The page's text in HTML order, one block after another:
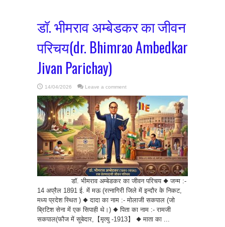
डॉ. भीमराव अम्बेडकर का जीवन
परिचय(dr. Bhimrao Ambedkar
Jivan Parichay)
14/04/2026 Leave a comment
डॉ. भीमराव अम्बेडकर का जीवन परिचय ◆ जन्म :-
14 अप्रैल 1891 ई. में मऊ (रत्नागिरी जिले में इन्दौर के निकट,
मध्य प्रदेश स्थित ) ◆ दादा का नाम :- मोलाजी सकपाल (जो
ब्रिटिश सेना में एक सिपाही थे।) ◆ पिता का नाम :- रामजी
सकपाल(फौज में सूबेदार,【मृत्यु -1913】 ◆ माता का ...